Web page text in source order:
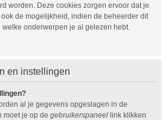
worden. Deze cookies zorgen ervoor dat je
de mogelijkheid, indien de beheerder dit
welke onderwerpen je al gelezen hebt.
en instellingen
al je gegevens opgeslagen in de
moet je op de gebruikerspaneel link klikken